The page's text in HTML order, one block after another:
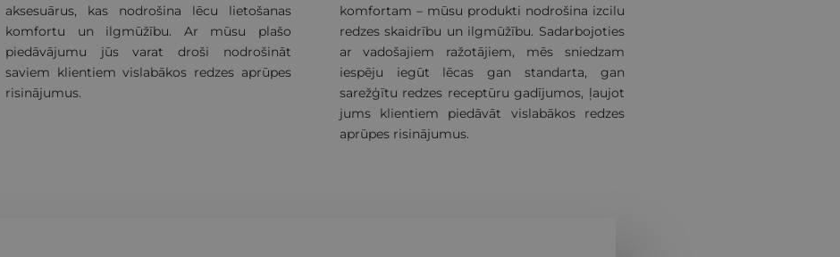
aksesuārus, kas nodrošina lēcu lietošanas
komfortu un ilgmūžību. Ar mūsu plašo
piedāvājumu jūs varat droši nodrošināt
saviem klientiem vislabākos redzes aprūpes
risinājumus.
komfortam – mūsu produkti nodrošina izcilu
redzes skaidrību un ilgmūžību. Sadarbojoties
ar vadošajiem ražotājiem, mēs sniedzam
iespēju iegūt lēcas gan standarta, gan
sarežģītu redzes receptūru gadījumos, ļaujot
jums klientiem piedāvāt vislabākos redzes
aprūpes risinājumus.